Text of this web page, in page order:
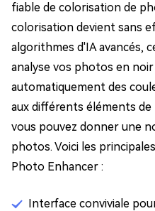
fiable de colorisation de
colorisation devient sans
algorithmes d'IA avancés,
analyse vos photos en
automatiquement des
aux différents éléments de
vous pouvez donner une
photos. Voici les
Photo Enhancer :
Interface conviviale